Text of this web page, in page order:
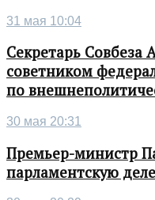
31 мая 10:04
Секретарь Совбеза
советником
по
30 мая 20:31
Премьер-министр
парламентскую